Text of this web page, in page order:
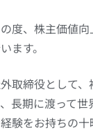
度、株主価値
ます。
取締役として
、長期に渡って
験をお持ちの十